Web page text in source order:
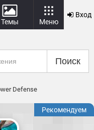
Темы Меню
Вход
Поиск
Defense
Рекомендуем